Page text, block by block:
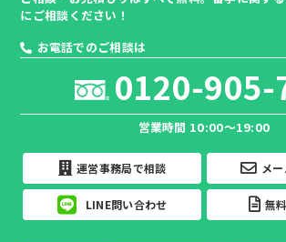
にご相談ください！
お電話でのご相談は
0120-905-
営業時間 10:00～19:00
運営事務局で相談 メ
LINE問い合わせ 無